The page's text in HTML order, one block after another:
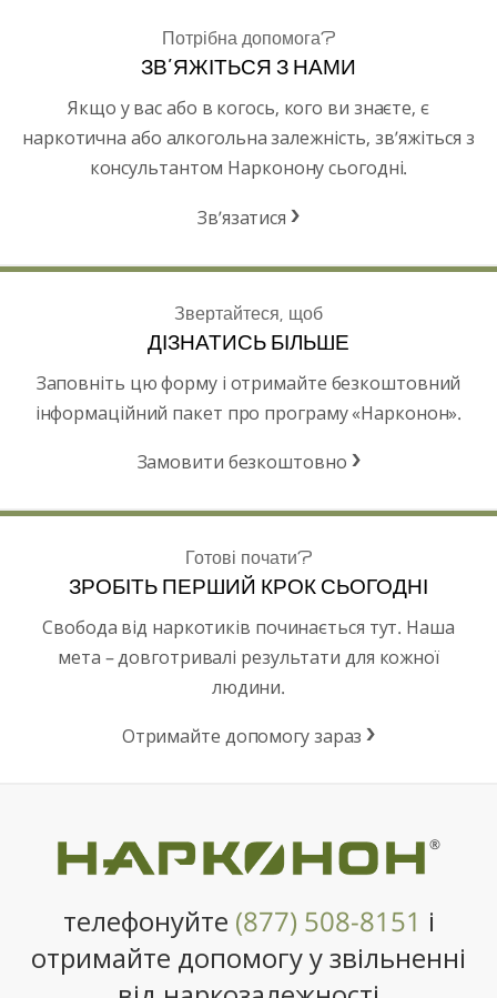
Потрібна допомога?
ЗВ’ЯЖІТЬСЯ З НАМИ
Якщо у вас або в когось, кого ви знаєте, є
наркотична або алкогольна залежність, зв’яжіться з
консультантом Нарконону сьогодні.
Зв’язатися
Звертайтеся, щоб
ДІЗНАТИСЬ БІЛЬШЕ
Заповніть цю форму і отримайте безкоштовний
інформаційний пакет про програму «Нарконон».
Замовити безкоштовно
Готові почати?
ЗРОБІТЬ ПЕРШИЙ КРОК СЬОГОДНІ
Свобода від наркотиків починається тут. Наша
мета – довготривалі результати для кожної
людини.
Отримайте допомогу зараз
®
телефонуйте (877) 508-8151 і
отримайте допомогу у звільненні